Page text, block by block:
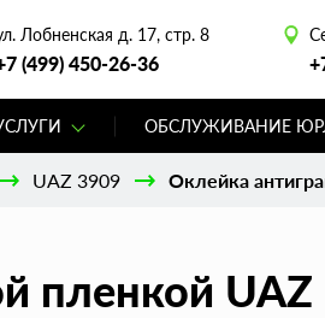
Лобненская д. 17, стр. 8
(499) 450-26-36
ОБСЛУЖИВАНИЕ
UAZ 3909 Оклейка
пленкой